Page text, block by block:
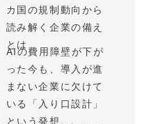
カ国の規制動向から
読み解く企業の備え
とは
AIの費用障壁が下が
った今も、導入が進
まない企業に欠けて
いる「入り口設計」